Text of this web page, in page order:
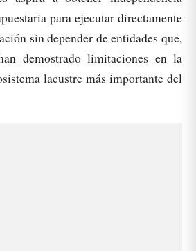
para ejecutar directamente
sin depender de entidades que,
demostrado limitaciones en la
lacustre más importante del